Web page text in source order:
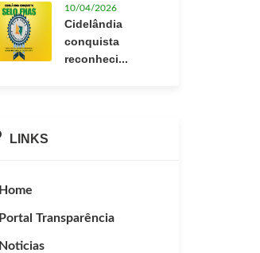
10/04/2026
Cidelândia
conquista
reconheci...
LINKS
Home
Portal Transparência
Noticias